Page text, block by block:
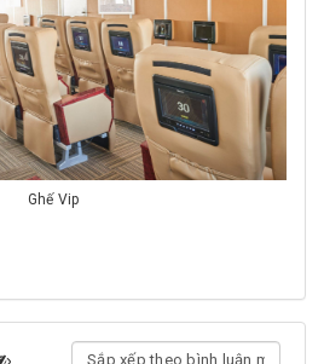
Ghế Vip